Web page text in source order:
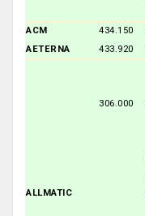
ACM 434.150
AETERNA
433.920
ALLMATIC
306.000